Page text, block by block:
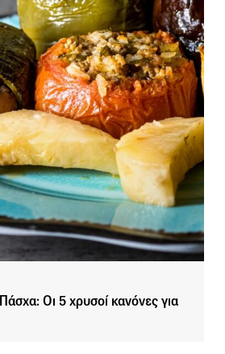
Οι 5 χρυσοί κανόνες για